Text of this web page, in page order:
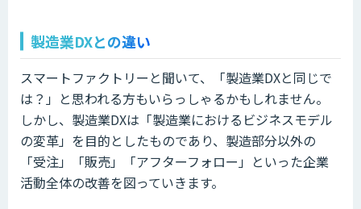
製造業DXとの違い
スマートファクトリーと聞いて、「製造業DXと同じで
は？」と思われる方もいらっしゃるかもしれません。
しかし、製造業DXは「製造業におけるビジネスモデル
の変革」を目的としたものであり、製造部分以外の
「受注」「販売」「アフターフォロー」といった企業
活動全体の改善を図っていきます。